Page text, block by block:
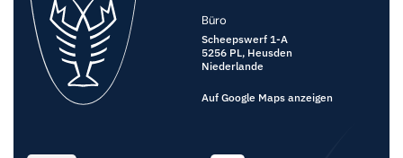
Büro
Scheepswerf 1-A
5256 PL, Heusden
Niederlande
Auf Google Maps anzeigen